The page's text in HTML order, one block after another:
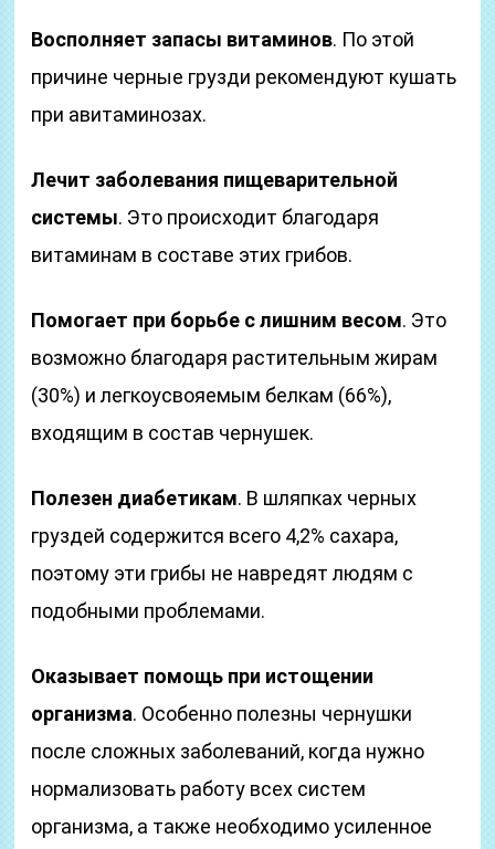
Восполняет запасы витаминов. По этой
причине черные грузди рекомендуют кушать
при авитаминозах.
Лечит заболевания пищеварительной
системы. Это происходит благодаря
витаминам в составе этих грибов.
Помогает при борьбе с лишним весом. Это
возможно благодаря растительным жирам
(30%) и легкоусвояемым белкам (66%),
входящим в состав чернушек.
Полезен диабетикам. В шляпках черных
груздей содержится всего 4,2% сахара,
поэтому эти грибы не навредят людям с
подобными проблемами.
Оказывает помощь при истощении
организма. Особенно полезны чернушки
после сложных заболеваний, когда нужно
нормализовать работу всех систем
организма, а также необходимо усиленное